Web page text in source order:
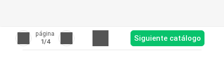
página
1/4 Siguiente catálogo